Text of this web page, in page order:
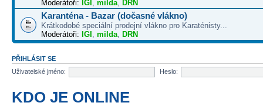
Moderátoři: IGI , milda, DRN
Karanténa - Bazar (dočasné vlákno)
Krátkodobé speciální prodejní vlákno pro Karaténisty...
Moderátoři: IGI , milda, DRN
PŘIHLÁSIT SE
Uživatelské jméno:
Heslo:
KDO JE ONLINE